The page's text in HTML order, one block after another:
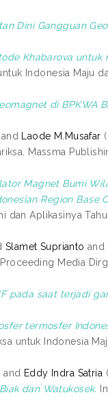
Dini Gangguan
Khabarova untuk
Indonesia Maju
di BPKWA
and Laode M.Musafar
Massma
Magnet Bumi
Region Base
Aplikasinya
Slamet Suprianto and
Proceeding Media
pada saat terjadi
termosfer
untuk Indonesia
and Eddy Indra Satria
dan Watukosek.